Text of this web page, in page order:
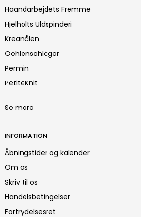
Haandarbejdets Fremme
Hjelholts Uldspinderi
Kreanålen
Oehlenschläger
Permin
PetiteKnit
Se mere
INFORMATION
Åbningstider og kalender
Om os
Skriv til os
Handelsbetingelser
Fortrydelsesret